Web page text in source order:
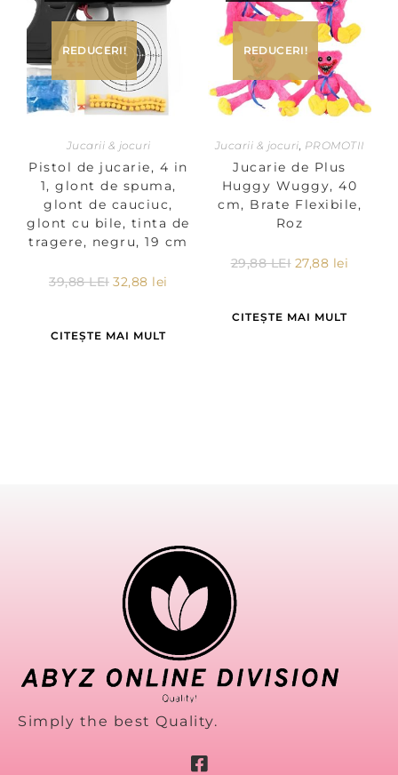
REDUCERI!
Jucarii & jocuri
Pistol de jucarie, 4 in
1, glont de spuma,
glont de cauciuc,
glont cu bile, tinta de
tragere, negru, 19 cm
39,88LEI 32,88 lei
CITEȘTE MAI MULT
REDUCERI!
Jucarii & jocuri, PROMOTII
Jucarie de Plus
Huggy Wuggy, 40
cm, Brate Flexibile,
Roz
29,88LEI 27,88 lei
CITEȘTE MAI MULT
Simply the best Quality.